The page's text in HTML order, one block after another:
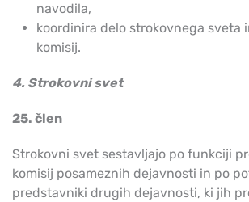
navodila,
koordinira delo strokovnega sveta
komisij.
4. Strokovni svet
25. člen
Strokovni svet sestavljajo po funkciji
komisij posameznih dejavnosti in po
predstavniki drugih dejavnosti, ki jih